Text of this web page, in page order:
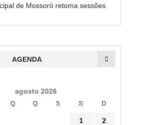
de Mossoró retoma sessões
AGENDA
agosto 2026
Q Q S S D
1 2